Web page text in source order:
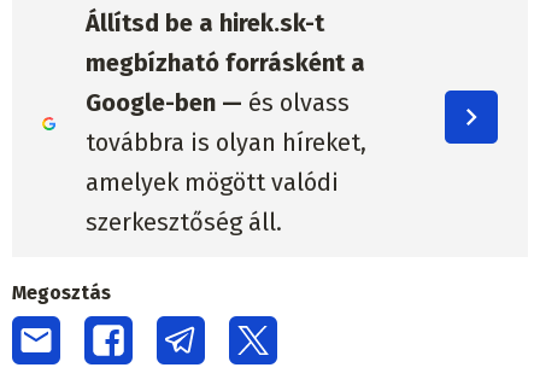
Állítsd be a hirek.sk-t
megbízható forrásként a
Google-ben — és olvass
továbbra is olyan híreket,
amelyek mögött valódi
szerkesztőség áll.
Megosztás